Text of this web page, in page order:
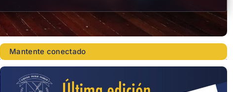
Mantente conectado